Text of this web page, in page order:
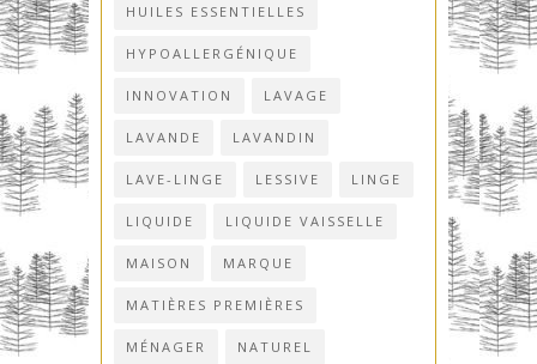
HUILES ESSENTIELLES
HYPOALLERGÉNIQUE
INNOVATION LAVAGE
LAVANDE LAVANDIN
LAVE-LINGE LESSIVE LINGE
LIQUIDE LIQUIDE VAISSELLE
MAISON MARQUE
MATIÈRES PREMIÈRES
MÉNAGER NATUREL